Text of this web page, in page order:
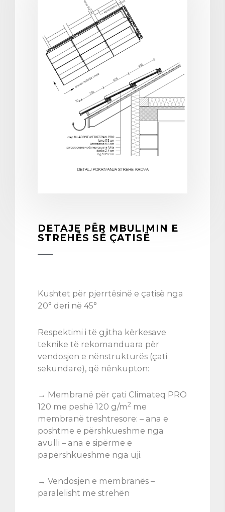
DETAJE PËR MBULIMIN E
STREHËS SË ÇATISË
Kushtet për pjerrtësinë e çatisë nga
20° deri në 45°
Respektimi i të gjitha kërkesave
teknike të rekomanduara për
vendosjen e nënstrukturës (çati
sekundare), që nënkupton:
→ Membranë për çati Climateq PRO
120 me peshë 120 g/m2me
membranë treshtresore: – ana e
poshtme e përshkueshme nga
avulli – ana e sipërme e
papërshkueshme nga uji.
→ Vendosjen e membranës –
paralelisht me strehën